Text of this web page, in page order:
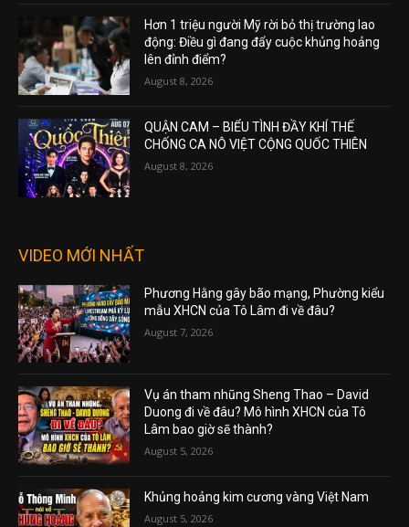
Hơn 1 triệu người Mỹ rời bỏ thị trường lao
động: Điều gì đang đẩy cuộc khủng hoảng
lên đỉnh điểm?
August 8, 2026
QUẬN CAM – BIỂU TÌNH ĐẦY KHÍ THẾ
CHỐNG CA NÔ VIỆT CỘNG QUỐC THIÊN
August 8, 2026
VIDEO MỚI NHẤT
Phương Hằng gây bão mạng, Phường kiểu
mẫu XHCN của Tô Lâm đi về đâu?
August 7, 2026
Vụ án tham nhũng Sheng Thao – David
Duong đi về đâu? Mô hình XHCN của Tô
Lâm bao giờ sẽ thành?
August 5, 2026
Khủng hoảng kim cương vàng Việt Nam
August 5, 2026